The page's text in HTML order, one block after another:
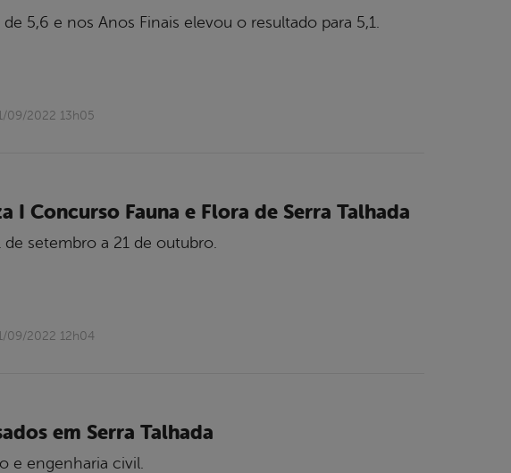
5,6 e nos Anos Finais elevou o resultado para 5,1.
09/2022 13h05
I Concurso Fauna e Flora de Serra Talhada
setembro a 21 de outubro.
09/2022 12h04
em Serra Talhada
e engenharia civil.